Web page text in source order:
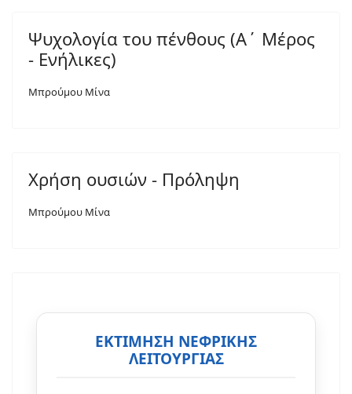
Ψυχολογία του πένθους (Α΄ Μέρος
- Ενήλικες)
Μπρούμου Μίνα
Χρήση ουσιών - Πρόληψη
Μπρούμου Μίνα
ΕΚΤΙΜΗΣΗ ΝΕΦΡΙΚΗΣ
ΛΕΙΤΟΥΡΓΙΑΣ